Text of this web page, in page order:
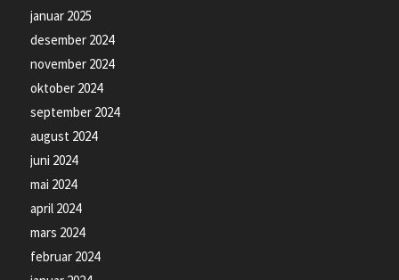
januar 2025
desember 2024
november 2024
oktober 2024
september 2024
august 2024
juni 2024
mai 2024
april 2024
mars 2024
februar 2024